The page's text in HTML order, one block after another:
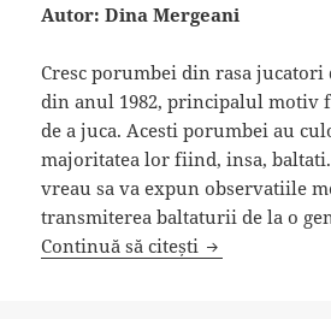
Autor: Dina Mergeani
Cresc porumbei din rasa jucatori
din anul 1982, principalul motiv
de a juca. Acesti porumbei au
majoritatea lor fiind, insa,
vreau sa va expun observatiile
transmiterea baltaturii de la o
Continuă să citești Despre